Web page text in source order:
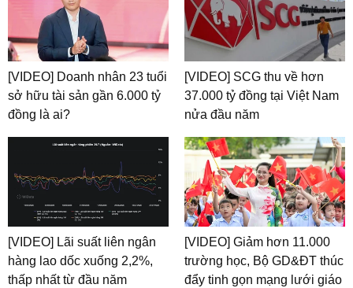
[VIDEO] Doanh nhân 23 tuổi
sở hữu tài sản gần 6.000 tỷ
đồng là ai?
[VIDEO] SCG thu về hơn
37.000 tỷ đồng tại Việt Nam
nửa đầu năm
[VIDEO] Lãi suất liên ngân
hàng lao dốc xuống 2,2%,
thấp nhất từ đầu năm
[VIDEO] Giảm hơn 11.000
trường học, Bộ GD&ĐT thúc
đẩy tinh gọn mạng lưới giáo